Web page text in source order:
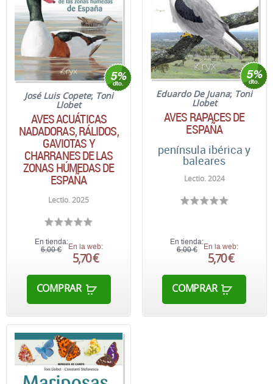
José Luis Copete; Toni
Llobet
AVES ACUÁTICAS
NADADORAS, RÁLIDOS,
GAVIOTAS Y
CHARRANES DE LAS
ZONAS HÚMEDAS DE
ESPAÑA
Lectio. 2025
En tienda:
6,00 €
En la web:
5,70 €
COMPRAR
Eduardo De Juana; Toni
Llobet
AVES RAPACES DE
ESPAÑA
península ibérica y
baleares
Lectio. 2024
En tienda:
6,00 €
En la web:
5,70 €
COMPRAR